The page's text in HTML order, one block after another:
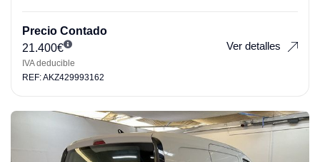
Precio Contado
21.400€
IVA deducible
Ver detalles
REF: AKZ429993162